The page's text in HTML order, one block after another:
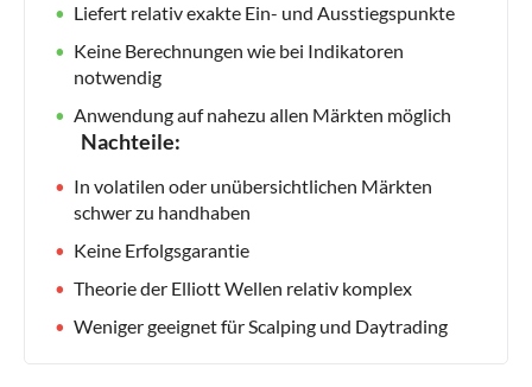
Liefert relativ exakte Ein- und Ausstiegspunkte
Keine Berechnungen wie bei Indikatoren
notwendig
Anwendung auf nahezu allen Märkten möglich
Nachteile:
In volatilen oder unübersichtlichen Märkten
schwer zu handhaben
Keine Erfolgsgarantie
Theorie der Elliott Wellen relativ komplex
Weniger geeignet für Scalping und Daytrading